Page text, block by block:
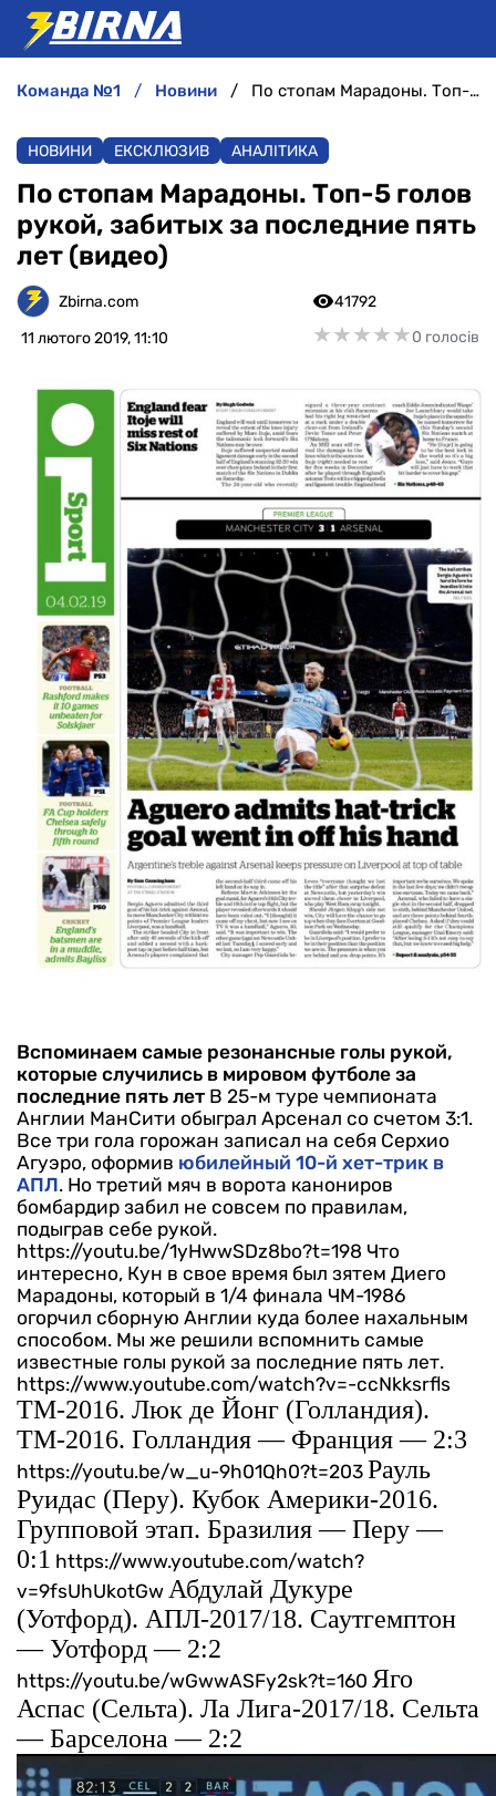
АНАЛІТИКА
ІНТЕРВ'Ю
РІЗНЕ
команда №1 новини По стопам Марадоны. Топ-5 голов рукой, забитых за последние пять лет (видео)
НОВИНИ ЕКСКЛЮЗИВ АНАЛІТИКА
По стопам Марадоны. Топ-5 голов
рукой, забитых за последние пять
лет (видео)
Zbirna.com
11 лютого 2019, 11:10
41792
★★★★★
★★★★★0 голосів
Вспоминаем самые резонансные голы рукой,
которые случились в мировом футболе за
последние пять лет В 25-м туре чемпионата
Англии МанСити обыграл Арсенал со счетом 3:1.
Все три гола горожан записал на себя Серхио
Агуэро, оформив юбилейный 10-й хет-трик в
АПЛ. Но третий мяч в ворота канониров
бомбардир забил не совсем по правилам,
подыграв себе рукой.
https://youtu.be/1yHwwSDz8bo?t=198 Что
интересно, Кун в свое время был зятем Диего
Марадоны, который в 1/4 финала ЧМ-1986
огорчил сборную Англии куда более нахальным
способом. Мы же решили вспомнить самые
известные голы рукой за последние пять лет.
https://www.youtube.com/watch?v=-ccNkksrfls
ТМ-2016. Люк де Йонг (Голландия).
ТМ-2016. Голландия — Франция — 2:3
https://youtu.be/w_u-9h01Qh0?t=203 Рауль
Руидас (Перу). Кубок Америки-2016.
Групповой этап. Бразилия — Перу —
0:1 https://www.youtube.com/watch?
v=9fsUhUkotGw Абдулай Дукуре
(Уотфорд). АПЛ-2017/18. Саутгемптон
— Уотфорд — 2:2
https://youtu.be/wGwwASFy2sk?t=160 Яго
Аспас (Сельта). Ла Лига-2017/18. Сельта
— Барселона — 2:2